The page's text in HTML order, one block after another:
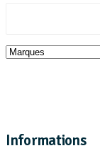
Informations